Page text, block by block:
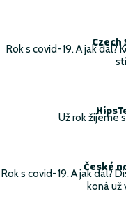
Czech
Rok s covid-19. A jak dál?
Už rok žijeme
České
Rok s covid-19. A jak dál?
koná